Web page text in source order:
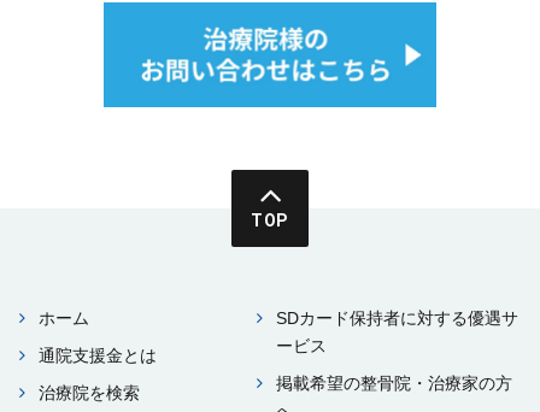
TOP
ホーム
通院⽀援⾦とは
治療院を検索
SDカード保持者に対する優遇サ
ービス
掲載希望の整⾻院・治療家の⽅